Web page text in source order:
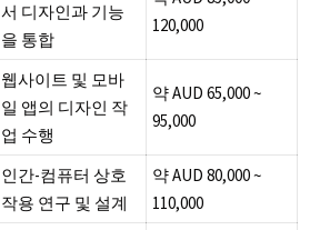
서 디자인과 기능
을 통합
120,000
웹사이트 및 모바
일 앱의 디자인 작
업 수행
약 AUD 65,000 ~
95,000
인간-컴퓨터 상호
작용 연구 및 설계
약 AUD 80,000 ~
110,000